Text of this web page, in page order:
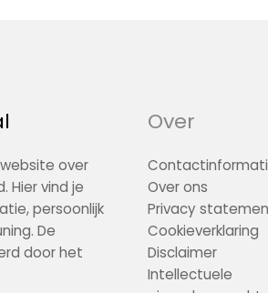
over
Hier vind je
persoonlijk
De
door het
Over
Over ons
Privacy
Cookieverklaring
Disclaimer
Intellectuele